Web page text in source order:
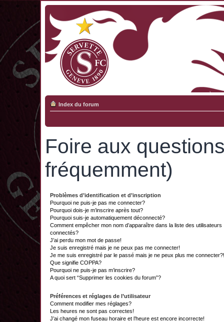
Index du forum
Foire aux
fréquemment)
Problèmes d’identification et d’inscription
Pourquoi ne puis-je pas me connecter?
Pourquoi dois-je m’inscrire après tout?
Pourquoi suis-je automatiquement déconnecté?
Comment empêcher mon nom d’apparaître dans la liste des utilisateurs
connectés?
J’ai perdu mon mot de passe!
Je suis enregistré mais je ne peux pas me connecter!
Je me suis enregistré par le passé mais je ne peux plus me connecter?!
Que signifie COPPA?
Pourquoi ne puis-je pas m’inscrire?
A quoi sert “Supprimer les cookies du forum”?
Préférences et réglages de l’utilisateur
Comment modifier mes réglages?
Les heures ne sont pas correctes!
J’ai changé mon fuseau horaire et l’heure est encore incorrecte!